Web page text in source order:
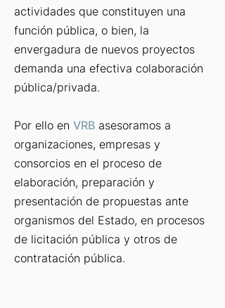
actividades que constituyen una
función pública, o bien, la
envergadura de nuevos proyectos
demanda una efectiva colaboración
pública/privada.
Por ello en VRB asesoramos a
organizaciones, empresas y
consorcios en el proceso de
elaboración, preparación y
presentación de propuestas ante
organismos del Estado, en procesos
de licitación pública y otros de
contratación pública.